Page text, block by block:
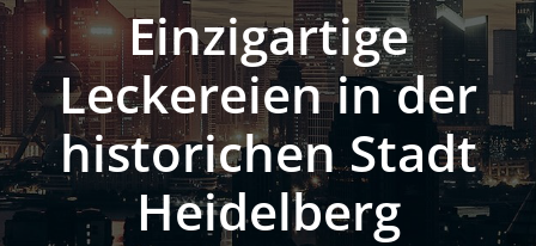
Einzigartige
Leckereien in der
historichen Stadt
Heidelberg